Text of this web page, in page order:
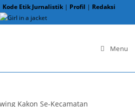
Kode Etik Jurnalistik | Profil | Redaksi
Menu